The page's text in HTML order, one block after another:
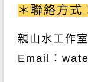
＊聯絡方式
親山水工作室
Email
：